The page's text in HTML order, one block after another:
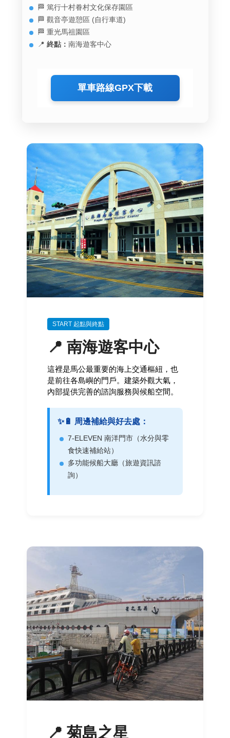
🏁 篤行十村眷村文化保存園區
🏁 觀音亭遊憩區 (自行車道)
🏁 重光馬祖園區
📍 終點： 南海遊客中心
單車路線GPX下載
START 起點與終點
📍 南海遊客中心
這裡是馬公最重要的海上交通樞紐，也
是前往各島嶼的門戶。建築外觀大氣，
內部提供完善的諮詢服務與候船空間。
✨🔋 周邊補給與好去處：
7-ELEVEN 南洋門市（水分與零
食快速補給站）
多功能候船大廳（旅遊資訊諮
詢）
📍 菊島之星